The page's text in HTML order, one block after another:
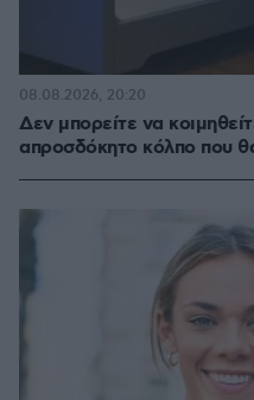
Δεν μπορείτε να
απροσδόκητο κόλπο που
08.08.2026, 20:20